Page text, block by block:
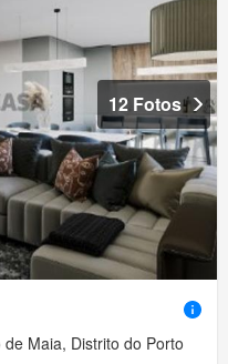
12 Fotos
Maia, Distrito do Porto